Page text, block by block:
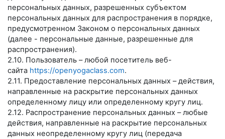
персональных данных, разрешенных субъектом
персональных данных для распространения в порядке,
предусмотренном Законом о персональных данных
(далее - персональные данные, разрешенные для
распространения).
2.10. Пользователь – любой посетитель веб-
сайта https://openyogaclass.com.
2.11. Предоставление персональных данных – действия,
направленные на раскрытие персональных данных
определенному лицу или определенному кругу лиц.
2.12. Распространение персональных данных – любые
действия, направленные на раскрытие персональных
данных неопределенному кругу лиц (передача